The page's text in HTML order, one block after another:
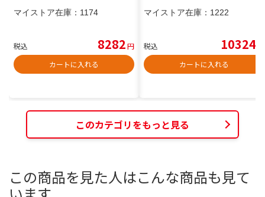
マイストア在庫： 1174
税込 8282円
カートに入れる
マイストア在庫： 1222
税込 10324
カートに入れる
このカテゴリをもっと見る
この商品を見た人はこんな商品も見て